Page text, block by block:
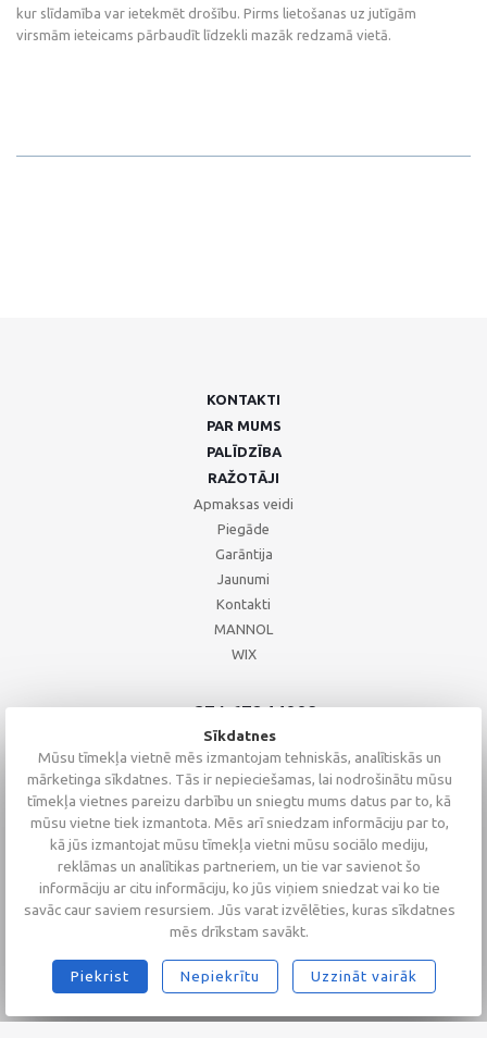
kur slīdamība var ietekmēt drošību. Pirms lietošanas uz jutīgām
virsmām ieteicams pārbaudīt līdzekli mazāk redzamā vietā.
KONTAKTI
PAR MUMS
PALĪDZĪBA
RAŽOTĀJI
Apmaksas veidi
Piegāde
Garāntija
Jaunumi
Kontakti
MANNOL
WIX
+371 67244008
+371 67271055
+371 26002793
2026 © Altaserviss SIA
Sīkdatnes
Mūsu tīmekļa vietnē mēs izmantojam tehniskās, analītiskās un
mārketinga sīkdatnes. Tās ir nepieciešamas, lai nodrošinātu mūsu
tīmekļa vietnes pareizu darbību un sniegtu mums datus par to, kā
mūsu vietne tiek izmantota. Mēs arī sniedzam informāciju par to,
kā jūs izmantojat mūsu tīmekļa vietni mūsu sociālo mediju,
reklāmas un analītikas partneriem, un tie var savienot šo
informāciju ar citu informāciju, ko jūs viņiem sniedzat vai ko tie
savāc caur saviem resursiem. Jūs varat izvēlēties, kuras sīkdatnes
mēs drīkstam savākt.
Piekrist Nepiekrītu Uzzināt vairāk